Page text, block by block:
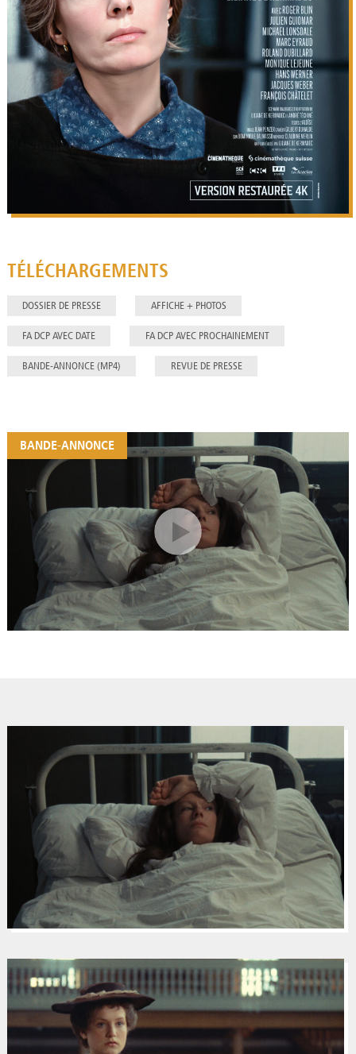
TÉLÉCHARGEMENTS
DOSSIER DE PRESSE AFFICHE + PHOTOS
FA DCP AVEC DATE FA DCP AVEC PROCHAINEMENT
BANDE-ANNONCE (MP4) REVUE DE PRESSE
BANDE-ANNONCE